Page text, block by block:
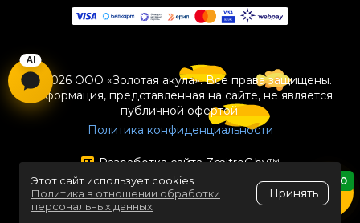
© 2026 ООО «Золотая акула». Все права защищены.
Информация, представленная на сайте, не является
публичной офертой.
Политика конфиденциальности
Разработка сайтаZmitroC.by™
0
Этот сайт использует cookies
Политика в отношении обработки
персональных данных
Принять